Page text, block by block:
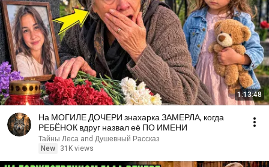
1:13:48
На МОГИЛЕ ДОЧЕРИ знахарка ЗАМЕРЛА, когда
РЕБЁНОК вдруг назвал её ПО ИМЕНИ
Тайны Леса and Душевный Рассказ
New
31K views